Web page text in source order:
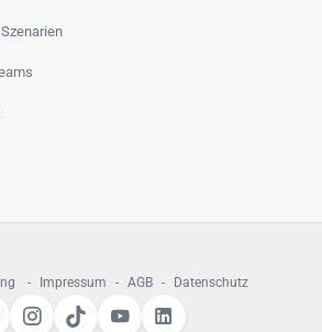
- Impressum - AGB - Datenschutz